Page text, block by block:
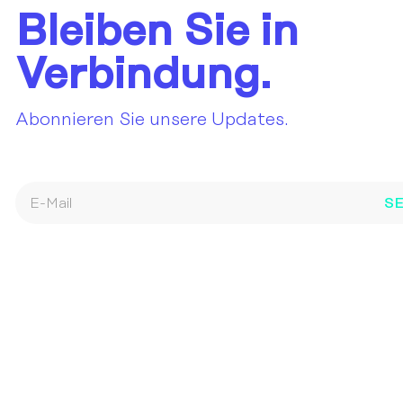
Bleiben Sie in
Verbindung.
Abonnieren Sie unsere Updates.